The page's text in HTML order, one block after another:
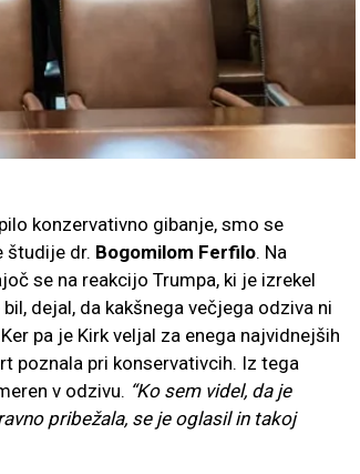
konzervativno gibanje, smo se
študije dr. Bogomilom Ferfilo. Na
se na reakcijo Trumpa, ki je izrekel
dejal, da kakšnega večjega odziva ni
pa je Kirk veljal za enega najvidnejših
poznala pri konservativcih. Iz tega
v odzivu. “Ko sem videl, da je
pribežala, se je oglasil in takoj